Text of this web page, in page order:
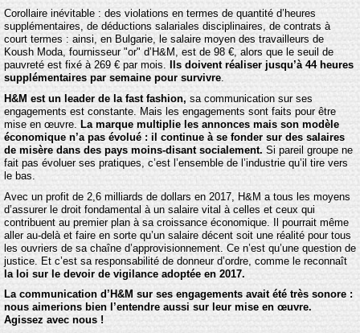
Corollaire inévitable : des violations en termes de quantité d’heures
supplémentaires, de déductions salariales disciplinaires, de contrats à
court termes : ainsi, en Bulgarie, le salaire moyen des travailleurs de
Koush Moda, fournisseur "or" d’H&M, est de 98 €, alors que le seuil de
pauvreté est fixé à 269 € par mois.
Ils doivent réaliser jusqu’à 44 heures
supplémentaires par semaine pour survivre.
H&M est un leader de la fast fashion, sa communication sur ses
engagements est constante. Mais les engagements sont faits pour être
mise en œuvre.
La marque multiplie les annonces mais son modèle
économique n’a pas évolué : il continue à se fonder sur des salaires
de misère dans des pays moins-disant socialement. Si pareil groupe ne
fait pas évoluer ses pratiques, c’est l’ensemble de l’industrie qu’il tire vers
le bas.
Avec un profit de 2,6 milliards de dollars en 2017, H&M a tous les moyens
d’assurer le droit fondamental à un salaire vital à celles et ceux qui
contribuent au premier plan à sa croissance économique. Il pourrait même
aller au-delà et faire en sorte qu’un salaire décent soit une réalité pour tous
les ouvriers de sa chaîne d’approvisionnement. Ce n’est qu’une question de
justice. Et c’est sa responsabilité de donneur d’ordre, comme le reconnaît
la loi sur le devoir de vigilance adoptée en 2017.
La communication d’H&M sur ses engagements avait été très sonore :
nous aimerions bien l’entendre aussi sur leur mise en œuvre.
Agissez avec nous !